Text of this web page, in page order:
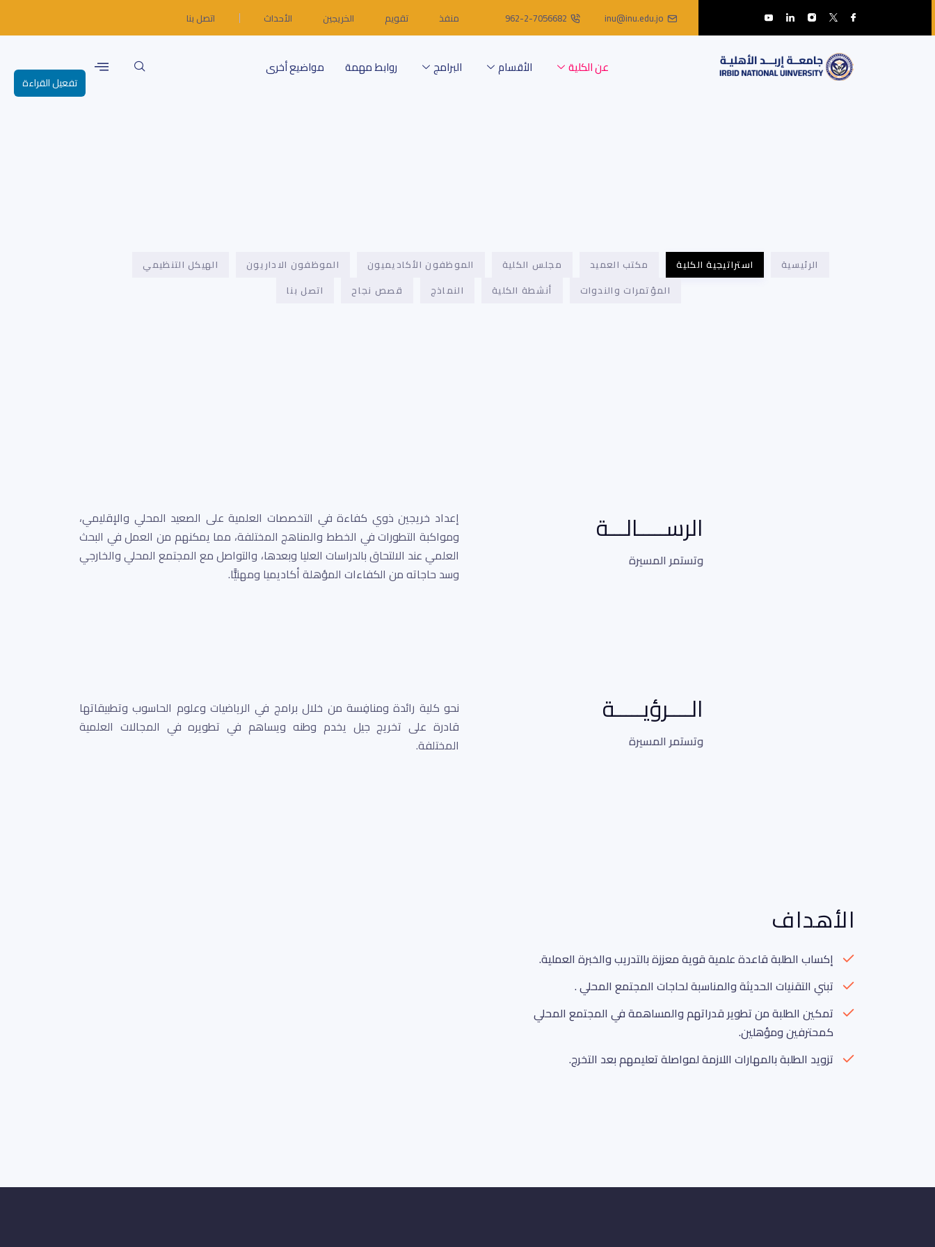
inu@inu.edu.jo
962-2-7056682 منفذ تقويم الخريجين الأحداث اتصل بنا
عن الكلية الأقسام البرامج روابط مهمة مواضيع أخرى
الرئيسية استراتيجية الكلية مكتب العميد مجلس الكلية الموظفون الأكاديميون الموظفون الاداريون
الهيكل التنظيمي
المؤتمرات والندوات
أنشطة الكلية النماذج قصص نجاح اتصل بنا
الرســـــالـــة
وتستمر المسيرة
إعداد خريجين ذوي كفاءة في التخصصات العلمية على الصعيد المحلي والإقليمي،
ومواكبة التطورات في الخطط والمناهج المختلفة، مما يمكنهم من العمل في البحث
العلمي عند الالتحاق بالدراسات العليا وبعدها، والتواصل مع المجتمع المحلي والخارجي
وسد حاجاته من الكفاءات المؤهلة أكاديميا ومهنيًّا.
الــــرؤيـــــة
وتستمر المسيرة
نحو كلية رائدة ومنافِسة من خلال برامج في الرياضيات وعلوم الحاسوب وتطبيقاتها
قادرة على تخريج جيل يخدم وطنه ويساهم في تطويره في المجالات العلمية
المختلفة.
الأهداف
إكساب الطلبة قاعدة علمية قوية معززة بالتدريب والخبرة العملية.
تبني التقنيات الحديثة والمناسبة لحاجات المجتمع المحلي .
تمكين الطلبة من تطوير قدراتهم والمساهمة في المجتمع المحلي
كمحترفين ومؤهلين.
تزويد الطلبة بالمهارات اللازمة لمواصلة تعليمهم بعد التخرج.
تفعيل القراءة